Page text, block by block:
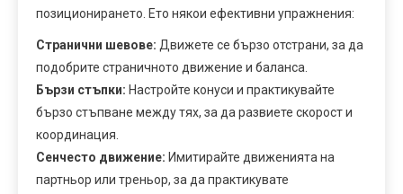
позиционирането. Ето някои ефективни упражнения:
Странични шевове: Движете се бързо отстрани, за да
подобрите страничното движение и баланса.
Бързи стъпки: Настройте конуси и практикувайте
бързо стъпване между тях, за да развиете скорост и
координация.
Сенчесто движение: Имитирайте движенията на
партньор или треньор, за да практикувате